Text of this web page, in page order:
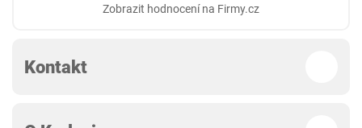
Zobrazit hodnocení na Firmy.cz
Kontakt